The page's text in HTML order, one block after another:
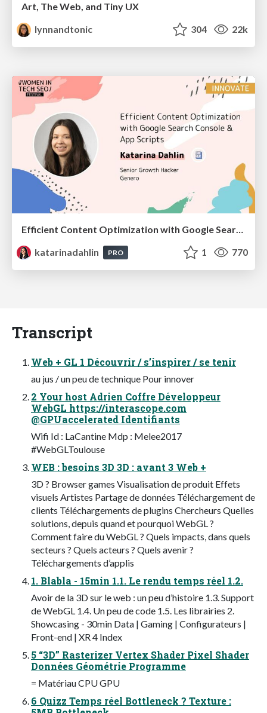
Art, The Web, and Tiny UX
lynnandtonic
304 22k
katarinadahlin
PRO 1 770
Transcript
Web + GL 1 Découvrir / s’inspirer / se tenir
au jus / un peu de technique Pour innover
2 Your host Adrien Coffre Développeur
WebGL https://interascope.com
@GPUaccelerated Identifiants
Wifi Id : LaCantine Mdp : Melee2017
#WebGLToulouse
WEB : besoins 3D 3D : avant 3 Web +
3D ? Browser games Visualisation de produit Effets
visuels Artistes Partage de données Téléchargement de
clients Téléchargements de plugins Chercheurs Quelles
solutions, depuis quand et pourquoi WebGL ?
Comment faire du WebGL ? Quels impacts, dans quels
secteurs ? Quels acteurs ? Quels avenir ?
Téléchargements d’applis
1. Blabla - 15min 1.1. Le rendu temps réel 1.2.
Avoir de la 3D sur le web : un peu d’histoire 1.3. Support
de WebGL 1.4. Un peu de code 1.5. Les librairies 2.
Showcasing - 30min Data | Gaming | Configurateurs |
Front-end | XR 4 Index
5 “3D” Rasterizer Vertex Shader Pixel Shader
Données Géométrie Programme
= Matériau CPU GPU
6 Quizz Temps réel Bottleneck ? Texture :